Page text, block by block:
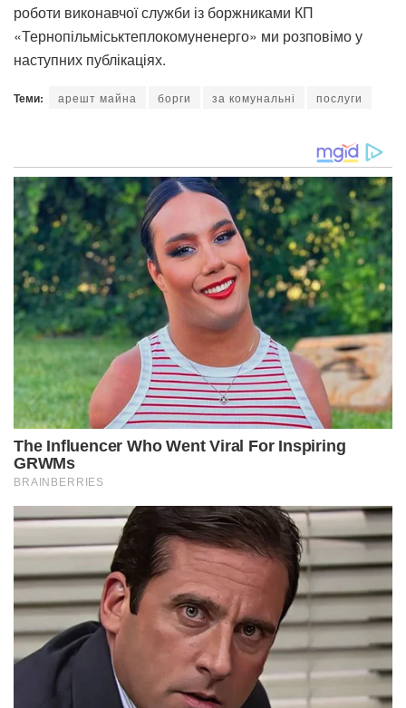
роботи виконавчої служби із боржниками КП
«Тернопільміськтеплокомуненерго» ми розповімо у
наступних публікаціях.
Теми: арешт майна борги за комунальні послуги